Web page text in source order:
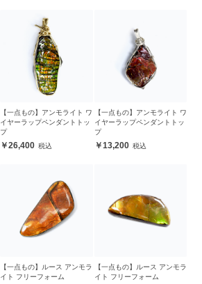
【一点もの】アンモライト ワ
イヤーラップペンダントトッ
プ
26,400
【一点もの】アンモライト ワ
イヤーラップペンダントトッ
プ
13,200
【一点もの】ルース アンモラ
イト フリーフォーム
【一点もの】ルース アンモラ
イト フリーフォーム